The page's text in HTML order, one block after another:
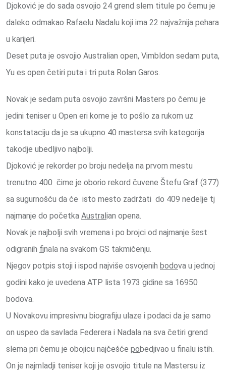
Djoković je do sada osvojio 24 grend slem titule po čemu je
daleko odmakao Rafaelu Nadalu koji ima 22 najvažnija pehara
u karijeri.
Deset puta je osvojio Australian open, Vimbldon sedam puta,
Yu es open četiri puta i tri puta Rolan Garos.
Novak je sedam puta osvojio završni Masters po čemu je
jedini teniser u Open eri kome je to pošlo za rukom uz
konstataciju da je sa ukupno 40 mastersa svih kategorija
takodje ubedljivo najbolji.
Djoković je rekorder po broju nedelja na prvom mestu
trenutno 400 čime je oborio rekord čuvene Štefu Graf (377)
sa sugurnošću da će isto mesto zadržati do 409 nedelje tj
najmanje do početka Australian opena.
Novak je najbolji svih vremena i po brojci od najmanje šest
odigranih finala na svakom GS takmičenju.
Njegov potpis stoji i ispod najviše osvojenih bodova u jednoj
godini kako je uvedena ATP lista 1973 gidine sa 16950
bodova.
U Novakovu impresivnu biografiju ulaze i podaci da je samo
on uspeo da savlada Federera i Nadala na sva četiri grend
slema pri čemu je obojicu najčešće pobedjivao u finalu istih.
On je najmladji teniser koji je osvojio titule na Mastersu iz